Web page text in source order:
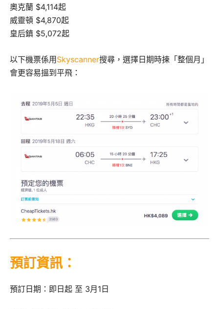
奧克蘭 $4,114起
威靈頓 $4,870起
皇后鎮 $5,072起
以下機票係用Skyscanner搜尋，選擇日期時揀「整個月」
會更容易搵到平飛：
預訂資訊：
預訂日期：即日起 至 3月1日